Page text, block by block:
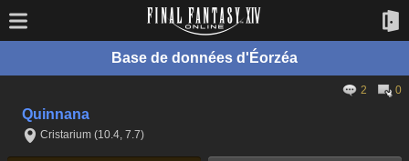
Base de données d'Éorzéa
2 0
Quinnana
Cristarium (10.4, 7.7)